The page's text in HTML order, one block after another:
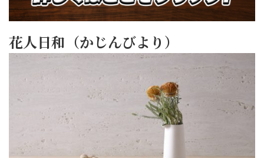
花人日和（かじんびより）